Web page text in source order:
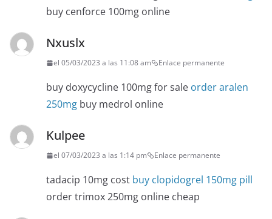
buy cenforce 100mg online
Nxuslx
el 05/03/2023 a las 11:08 am Enlace permanente
buy doxycycline 100mg for sale order aralen
250mg buy medrol online
Kulpee
el 07/03/2023 a las 1:14 pm Enlace permanente
tadacip 10mg cost buy clopidogrel 150mg pill
order trimox 250mg online cheap